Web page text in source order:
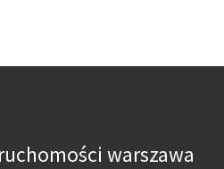
warszawa